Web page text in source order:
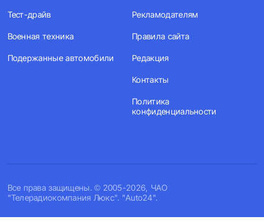
Все права защищены. © 2005-2026, ЧАО
"Телерадиокомпания Люкс". "Auto24".
Тест-драйв
Военная техника
Подержанные автомобили
Рекламодателям
Правила сайта
Редакция
Контакты
Политика
конфиденциальности